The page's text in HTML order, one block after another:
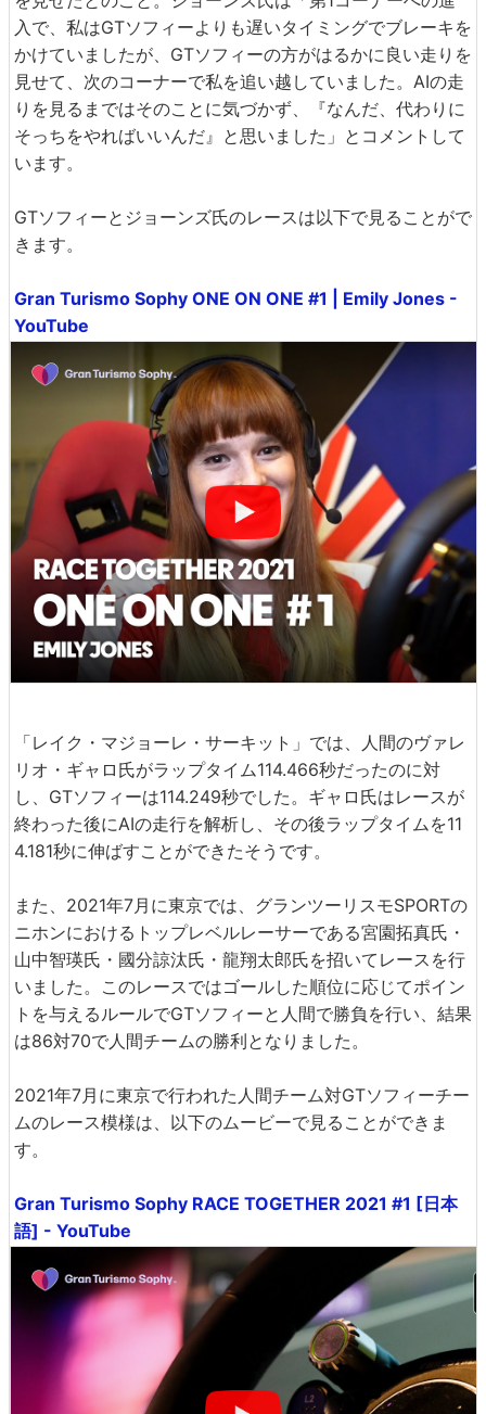
入で、私はGTソフィーよりも遅いタイミングでブレーキを
かけていましたが、GTソフィーの方がはるかに良い走りを
見せて、次のコーナーで私を追い越していました。AIの走
りを見るまではそのことに気づかず、『なんだ、代わりに
そっちをやればいいんだ』と思いました」とコメントして
います。
GTソフィーとジョーンズ氏のレースは以下で見ることがで
きます。
Gran Turismo Sophy ONE ON ONE #1 | Emily Jones -
YouTube
「レイク・マジョーレ・サーキット」では、人間のヴァレ
リオ・ギャロ氏がラップタイム114.466秒だったのに対
し、GTソフィーは114.249秒でした。ギャロ氏はレースが
終わった後にAIの走行を解析し、その後ラップタイムを11
4.181秒に伸ばすことができたそうです。
また、2021年7月に東京では、グランツーリスモSPORTの
ニホンにおけるトップレベルレーサーである宮園拓真氏・
山中智瑛氏・國分諒汰氏・龍翔太郎氏を招いてレースを行
いました。このレースではゴールした順位に応じてポイン
トを与えるルールでGTソフィーと人間で勝負を行い、結果
は86対70で人間チームの勝利となりました。
2021年7月に東京で行われた人間チーム対GTソフィーチー
ムのレース模様は、以下のムービーで見ることができま
す。
Gran Turismo Sophy RACE TOGETHER 2021 #1 [日本
語] - YouTube